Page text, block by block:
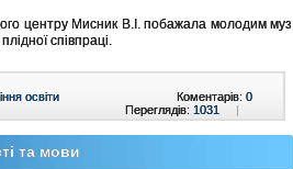
центру Мисник В.І. побажала молодим муз
співпраці.
освіти Коментарів: 0
Переглядів: 1031 |
та мови